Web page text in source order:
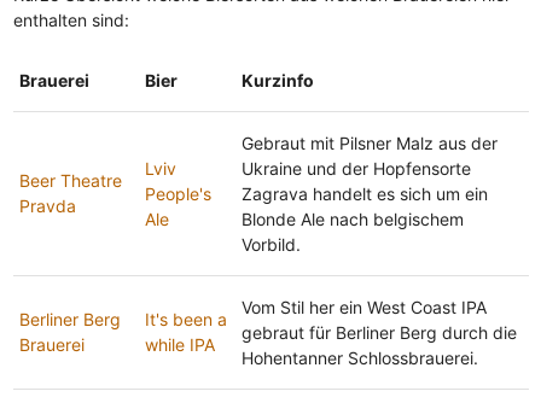
enthalten sind:
Brauerei Bier Kurzinfo
Beer Theatre
Pravda
Lviv
People's
Ale
Gebraut mit Pilsner Malz aus der
Ukraine und der Hopfensorte
Zagrava handelt es sich um ein
Blonde Ale nach belgischem
Vorbild.
Berliner Berg
Brauerei
It's been a
while IPA
Vom Stil her ein West Coast IPA
gebraut für Berliner Berg durch die
Hohentanner Schlossbrauerei.